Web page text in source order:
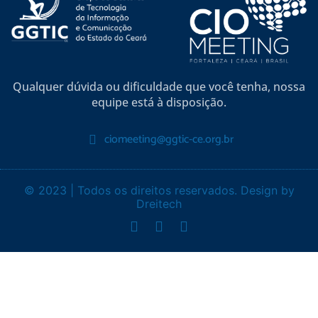
Qualquer dúvida ou dificuldade que você tenha, nossa
equipe está à disposição.
ciomeeting@ggtic-ce.org.br
© 2023 | Todos os direitos reservados. Design by
Dreitech